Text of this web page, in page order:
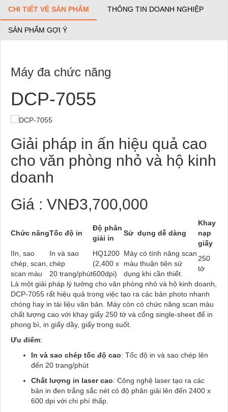
CHI TIẾT VỀ SẢN PHẨM THÔNG TIN DOANH NGHIỆP
SẢN PHẨM GỢI Ý
Máy đa chức năng
DCP-7055
Giải pháp in ấn hiệu quả cao
cho văn phòng nhỏ và hộ kinh
doanh
Giá : VNĐ3,700,000
Chức năngTốc độ in
Độ phân
giải in
Sử dụng dễ dàng
Khay
nạp
giấy
IIn, sao
chép, scan,
scan màu
In và sao
chép
20 trang/phút
HQ1200
(2,400 x
600dpi)
Máy có tính năng scan
màu thuận tiện sử
dụng khi cần thiết.
250
tờ
Là một giải pháp lý tưởng cho văn phòng nhỏ và hộ kinh doanh,
DCP-7055 rất hiệu quả trong việc tạo ra các bản photo nhanh
chóng hay in tài liệu văn bản. Máy còn có chức năng scan màu
chất lượng cao với khay giấy 250 tờ và cổng single-sheet để in
phong bì, in giấy dầy, giấy trong suốt.
Ưu điểm:
In và sao chép tốc độ cao: Tốc độ in và sao chép lên
đến 20 trang/phút
Chất lượng in laser cao: Công nghệ laser tạo ra các
bản in đen trắng sắc nét có độ phân giải lên đến 2400 x
600 dpi với chi phí thấp.